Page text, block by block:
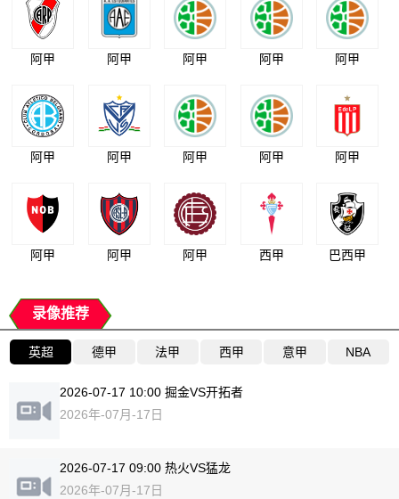
阿甲 阿甲 阿甲 阿甲 阿甲
阿甲 阿甲 阿甲 阿甲 阿甲
阿甲 阿甲 阿甲 西甲 巴西甲
录像推荐
英超 德甲 法甲 西甲 意甲 NBA
2026-07-17 10:00 掘金VS开拓者
2026年-07月-17日
2026-07-17 09:00 热火VS猛龙
2026年-07月-17日